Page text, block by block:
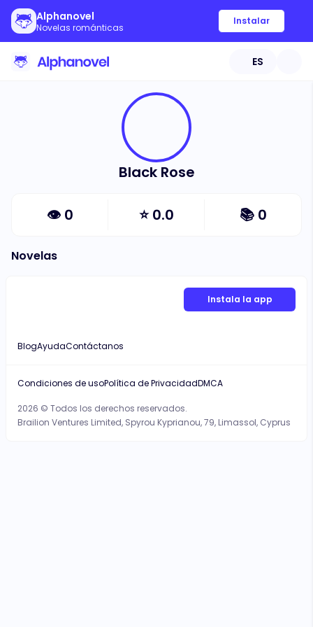
Alphanovel
Novelas románticas
Instalar
ES
Black Rose
👁 0 ⭐0.0 📚 0
Novelas
Instala la app
BlogAyudaContáctanos
2026 © Todos los derechos reservados.
Brailion Ventures Limited, Spyrou Kyprianou, 79, Limassol, Cyprus
Condiciones de usoPolítica de PrivacidadDMCA